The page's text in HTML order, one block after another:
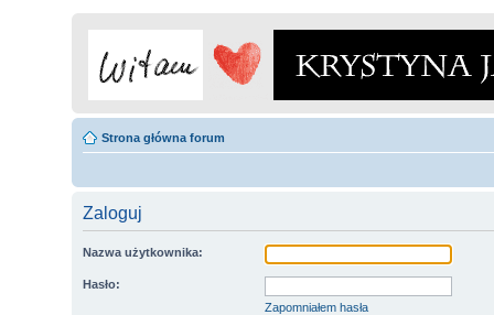
Strona główna forum
Zaloguj
Nazwa użytkownika:
Hasło:
Zapomniałem hasła